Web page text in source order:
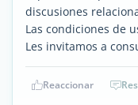
discusiones
Las condiciones de
Les invitamos a
Reaccionar